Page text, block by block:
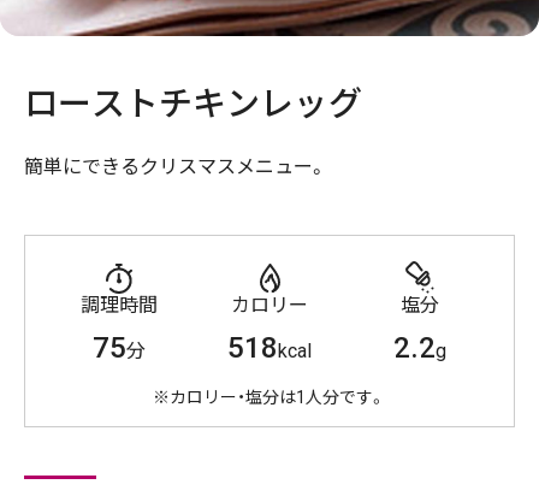
ローストチキンレッグ
簡単にできるクリスマスメニュー。
調理時間
75分
カロリー
518kcal
塩分
2.2g
※カロリー・塩分は1人分です。